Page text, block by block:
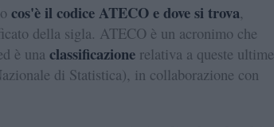
cos'è il codice ATECO e dove si trova,
della sigla. ATECO è un acronimo che
è una classificazione relativa a queste ultime
di Statistica), in collaborazione con